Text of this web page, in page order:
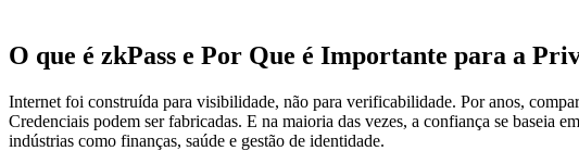
O que é zkPass e Por Que é Importante para a
Internet foi construída para visibilidade, não para verificabilidade. Por anos,
Credenciais podem ser fabricadas. E na maioria das vezes, a confiança se baseia
indústrias como finanças, saúde e gestão de identidade.